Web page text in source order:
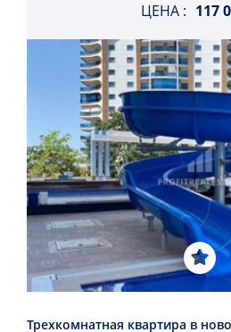
ЦЕНА : 117
Трехкомнатная квартира в